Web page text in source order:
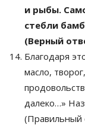
и рыбы.
стебли
(Верный
Благодаря
масло,
далеко…»
(Правильный